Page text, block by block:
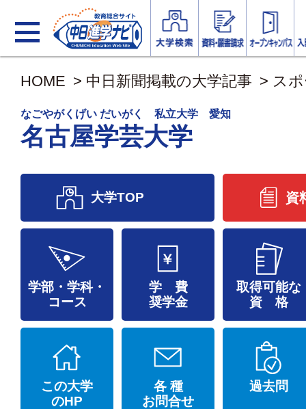
HOME > 中日新聞掲載の大学記事 > ス
なごやがくげい だいがく 私立大学 愛知
名古屋学芸大学
資
大学TOP
学部・学科・
コース
学 費
奨学金
取得可能な
資 格
この大学
のHP
各 種
お問合せ
過去問